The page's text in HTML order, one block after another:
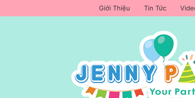
Giới Thiệu Tin Tức